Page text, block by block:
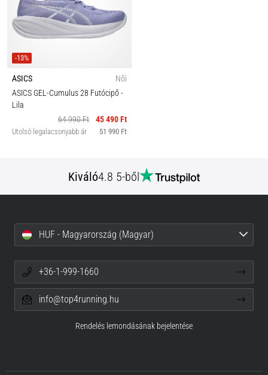
-13%
ASICS
Női
ASICS GEL-Cumulus 28 Futócipő-
Lila
64 990 Ft
45 490 Ft
Utolsó legalacsonyabb ár 51 990 Ft
Kiváló4.8 5-ből
HUF - Magyarország (Magyar)
+36-1-999-1660
info@top4running.hu
Rendelés lemondásának bejelentése